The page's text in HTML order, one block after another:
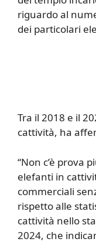
riguardo al
dei particolari
Tra il 2018 e il
cattività, ha
“Non c’è prova
elefanti in
commerciali
rispetto alle
cattività nello
2024, che